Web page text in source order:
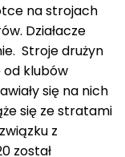
na strojach
Działacze
Stroje drużyn
od klubów
się na nich
się ze stratami
z
został